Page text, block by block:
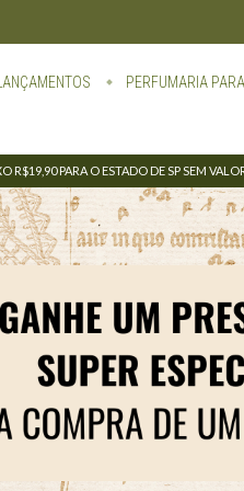
PERFUMARIA
R$19,90 PARA O ESTADO DE SP SEM